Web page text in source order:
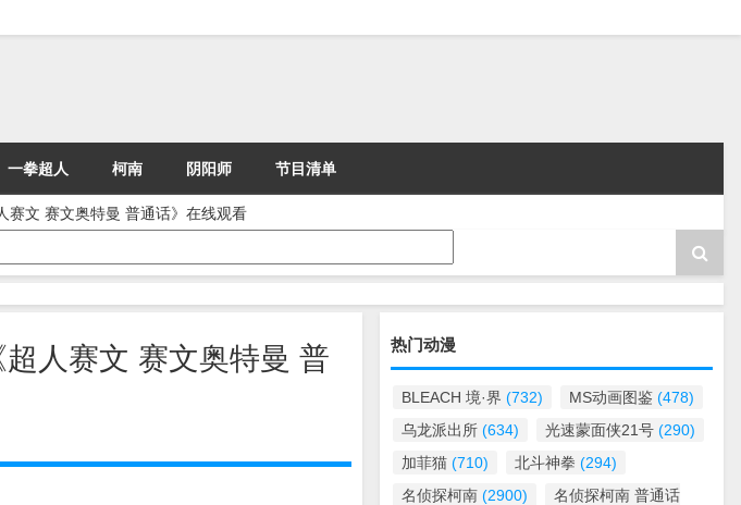
一拳超人 柯南 阴阳师 节目清单
赛文 赛文奥特曼 普通话》在线观看
人赛文 赛文奥特曼 普
热门动漫
BLEACH 境·界 (732) MS动画图鉴 (478)
乌龙派出所 (634) 光速蒙面侠21号 (290)
加菲猫 (710) 北斗神拳 (294)
名侦探柯南 (2900)
名侦探柯南 普通话